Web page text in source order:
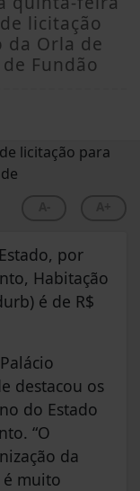
licitação
da Orla de
Fundão
por
Habitação
é de R$
destacou os
do Estado
“O
da
muito